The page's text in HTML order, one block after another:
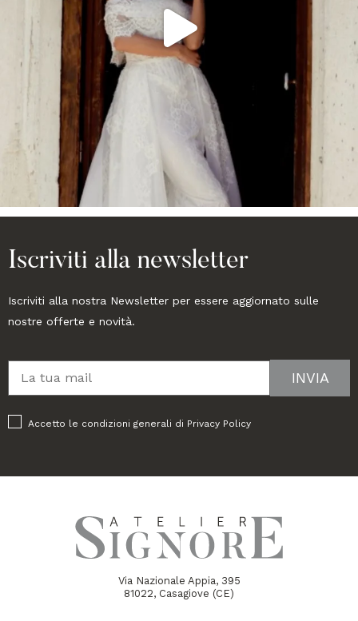
Iscriviti alla newsletter
Iscriviti alla nostra Newsletter per essere aggiornato sulle
nostre offerte e novità.
Accetto le condizioni generali di Privacy Policy
Via Nazionale Appia, 395
81022, Casagiove (CE)